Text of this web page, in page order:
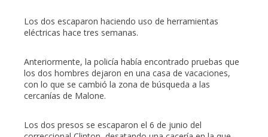
Los dos escaparon haciendo uso de herramientas
eléctricas hace tres semanas.
Anteriormente, la policía había encontrado pruebas que
los dos hombres dejaron en una casa de vacaciones,
con lo que se cambió la zona de búsqueda a las
cercanías de Malone.
Los dos presos se escaparon el 6 de junio del